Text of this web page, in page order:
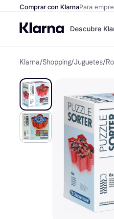
Comprar con KlarnaPara
Descubre
Klarna/Shopping/Juguetes/